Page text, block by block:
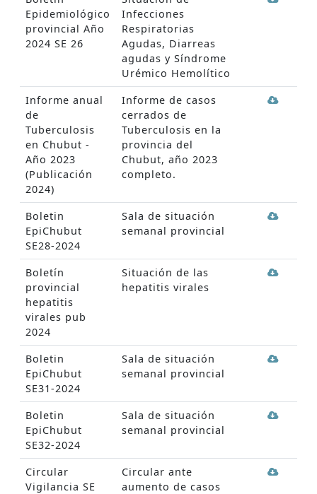
Epidemiológico
provincial Año
2024 SE 26
Infecciones
Respiratorias
Agudas, Diarreas
agudas y Síndrome
Urémico Hemolítico
Informe anual
de
Tuberculosis
en Chubut -
Año 2023
(Publicación
2024)
Informe de casos
cerrados de
Tuberculosis en la
provincia del
Chubut, año 2023
completo.
Boletin
EpiChubut
SE28-2024
Sala de situación
semanal provincial
Boletín
provincial
hepatitis
virales pub
2024
Situación de las
hepatitis virales
Boletin
EpiChubut
SE31-2024
Sala de situación
semanal provincial
Boletin
EpiChubut
SE32-2024
Sala de situación
semanal provincial
Circular
Vigilancia SE
Circular ante
aumento de casos